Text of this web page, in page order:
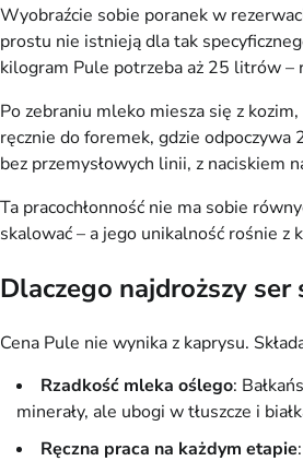
Wyobraźcie sobie poranek w
prostu nie istnieją dla tak
kilogram Pule potrzeba aż 25 litrów
Po zebraniu mleko miesza się z
ręcznie do foremek, gdzie
bez przemysłowych linii, z naciskiem
Ta pracochłonność nie ma sobie
skalować – a jego unikalność rośnie z
Dlaczego najdroższy
Cena Pule nie wynika z kaprysu.
Rzadkość mleka oślego:
minerały, ale ubogi w tłuszcze i
Ręczna praca na każdym etapie